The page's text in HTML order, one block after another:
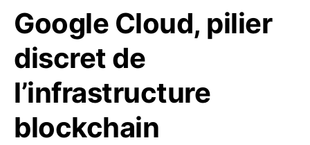
Google Cloud, pilier
discret de
l’infrastructure
blockchain